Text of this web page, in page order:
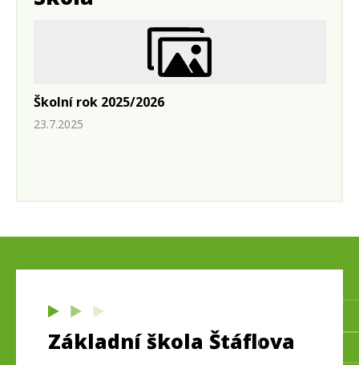
Školní rok 2025/2026
23.7.2025
Základní škola Štáflova